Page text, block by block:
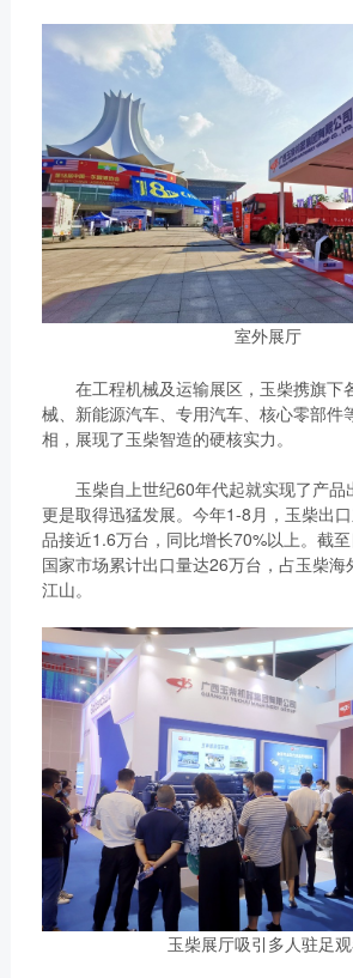
室外展厅
在工程机械及运输展区，玉柴携旗下
械、新能源汽车、专用汽车、核心零部件
相，展现了玉柴智造的硬核实力。
玉柴自上世纪60年代起就实现了产品
更是取得迅猛发展。今年1-8月，玉柴出
品接近1.6万台，同比增长70%以上。截
国家市场累计出口量达26万台，占玉柴海
江山。
玉柴展厅吸引多人驻足